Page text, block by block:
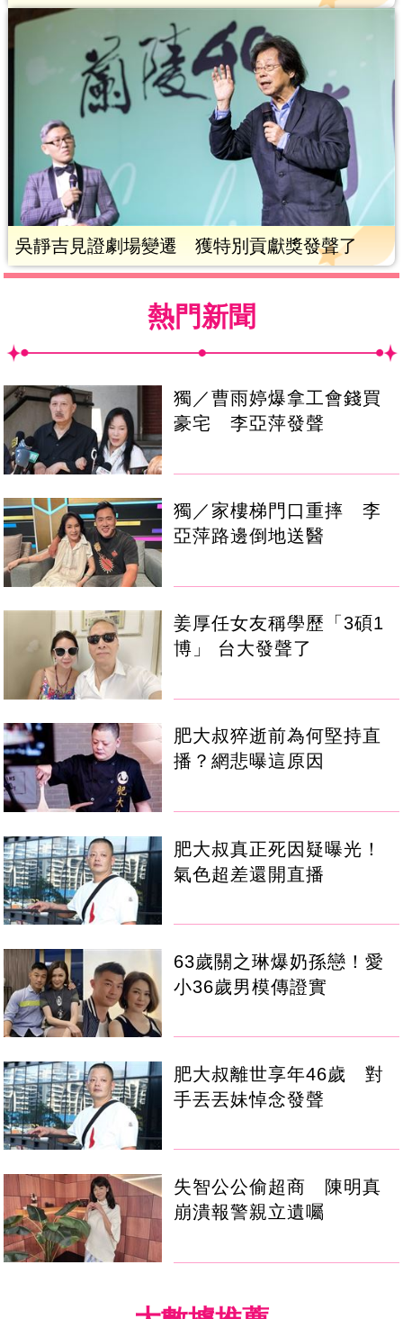
吳靜吉見證劇場變遷 獲特別貢獻獎發聲了
熱門新聞
獨／曹雨婷爆拿工會錢買
豪宅 李亞萍發聲
獨／家樓梯門口重摔 李
亞萍路邊倒地送醫
姜厚任女友稱學歷「3碩1
博」 台大發聲了
肥大叔猝逝前為何堅持直
播？網悲曝這原因
肥大叔真正死因疑曝光！
氣色超差還開直播
63歲關之琳爆奶孫戀！愛
小36歲男模傳證實
肥大叔離世享年46歲 對
手丟丟妹悼念發聲
失智公公偷超商 陳明真
崩潰報警親立遺囑